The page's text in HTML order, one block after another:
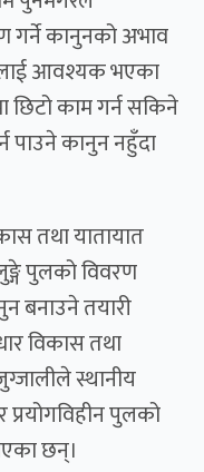
गर्ने कानुनको अभाव
आवश्यक भएका
छिटो काम गर्न सकिने
पाउने कानुन नहुँदा
तथा यातायात
पुलको विवरण
बनाउने तयारी
विकास तथा
स्थानीय
प्रयोगविहीन पुलको
छन्।